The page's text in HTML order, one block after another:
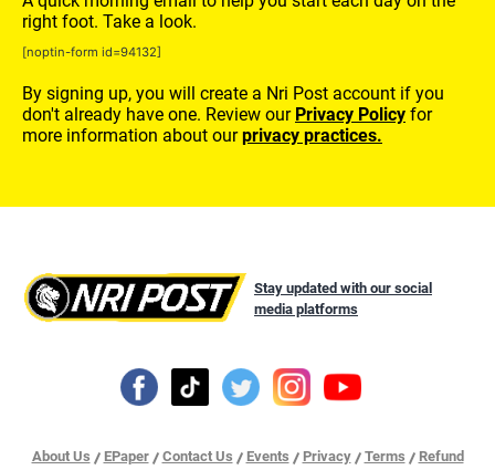
right foot. Take a look.
[noptin-form id=94132]
By signing up, you will create a Nri Post account if you
don't already have one. Review our Privacy Policy for
more information about ourprivacy practices.
Stay updated with our social
media platforms
About Us EPaper Contact Us Events Privacy Terms Refund